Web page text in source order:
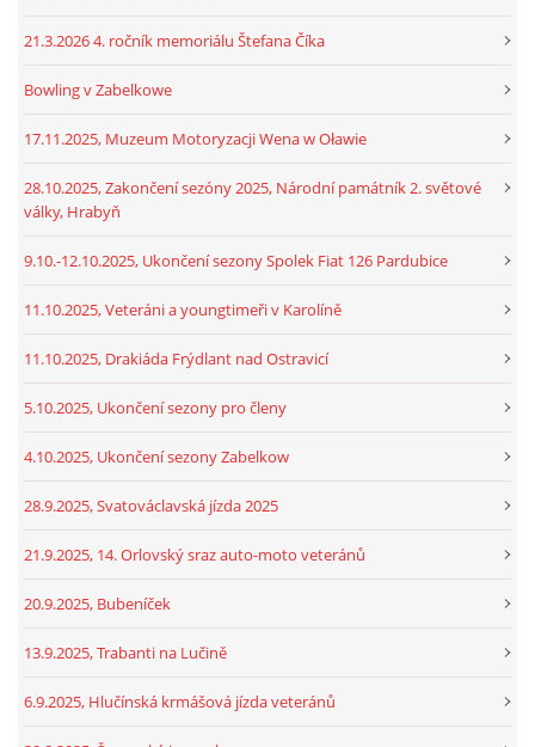
21.3.2026 4. ročník memoriálu Štefana Číka
Bowling v Zabelkowe
17.11.2025, Muzeum Motoryzacji Wena w Oławie
28.10.2025, Zakončení sezóny 2025, Národní památník 2. světové
války, Hrabyň
9.10.-12.10.2025, Ukončení sezony Spolek Fiat 126 Pardubice
11.10.2025, Veteráni a youngtimeři v Karolíně
11.10.2025, Drakiáda Frýdlant nad Ostravicí
5.10.2025, Ukončení sezony pro členy
4.10.2025, Ukončení sezony Zabelkow
28.9.2025, Svatováclavská jízda 2025
21.9.2025, 14. Orlovský sraz auto-moto veteránů
20.9.2025, Bubeníček
13.9.2025, Trabanti na Lučině
6.9.2025, Hlučínská krmášová jízda veteránů